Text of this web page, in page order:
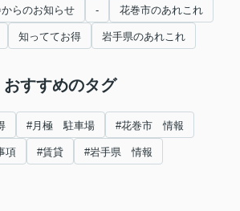
らのお知らせ - 花巻市のあれこれ
知っててお得 岩手県のあれこれ
おすすめのタグ
#月極 駐車場 #花巻市 情報
項 #賃貸 #岩手県 情報